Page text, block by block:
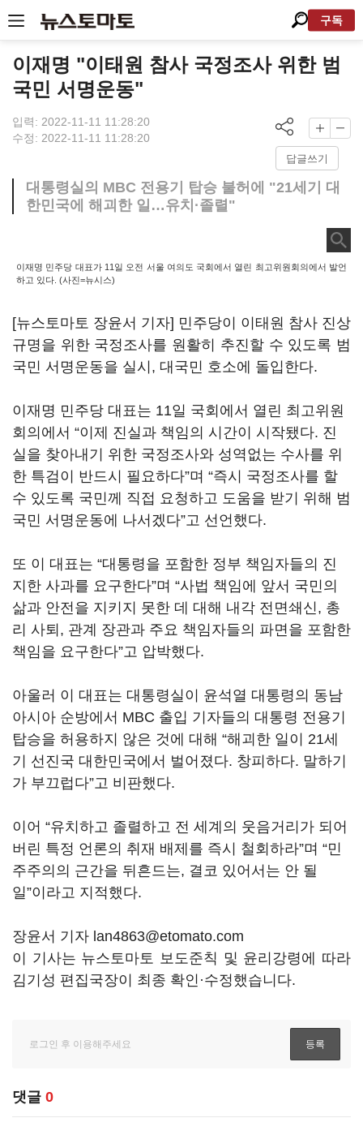
구독
이재명 "이태원 참사 국정조사 위한 범
국민 서명운동"
입력: 2022-11-11 11:28:20
수정: 2022-11-11 11:28:20
답글쓰기
대통령실의 MBC 전용기 탑승 불허에 "21세기 대
한민국에 해괴한 일…유치·졸렬"
이재명 민주당 대표가 11일 오전 서울 여의도 국회에서 열린 최고위원회의에서 발언
하고 있다. (사진=뉴시스)
[뉴스토마토 장윤서 기자] 민주당이 이태원 참사 진상
규명을 위한 국정조사를 원활히 추진할 수 있도록 범
국민 서명운동을 실시, 대국민 호소에 돌입한다.
이재명 민주당 대표는 11일 국회에서 열린 최고위원
회의에서 “이제 진실과 책임의 시간이 시작됐다. 진
실을 찾아내기 위한 국정조사와 성역없는 수사를 위
한 특검이 반드시 필요하다”며 “즉시 국정조사를 할
수 있도록 국민께 직접 요청하고 도움을 받기 위해 범
국민 서명운동에 나서겠다”고 선언했다.
또 이 대표는 “대통령을 포함한 정부 책임자들의 진
지한 사과를 요구한다”며 “사법 책임에 앞서 국민의
삶과 안전을 지키지 못한 데 대해 내각 전면쇄신, 총
리 사퇴, 관계 장관과 주요 책임자들의 파면을 포함한
책임을 요구한다”고 압박했다.
아울러 이 대표는 대통령실이 윤석열 대통령의 동남
아시아 순방에서 MBC 출입 기자들의 대통령 전용기
탑승을 허용하지 않은 것에 대해 “해괴한 일이 21세
기 선진국 대한민국에서 벌어졌다. 창피하다. 말하기
가 부끄럽다”고 비판했다.
이어 “유치하고 졸렬하고 전 세계의 웃음거리가 되어
버린 특정 언론의 취재 배제를 즉시 철회하라”며 “민
주주의의 근간을 뒤흔드는, 결코 있어서는 안 될
일”이라고 지적했다.
장윤서 기자 lan4863@etomato.com
이 기사는 뉴스토마토 보도준칙 및 윤리강령에 따라
김기성 편집국장이 최종 확인·수정했습니다.
댓글 0